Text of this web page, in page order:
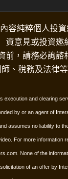
容純粹個人投
資意見或投資邀
前，請務必詢諮
、稅務及法律
execution and clearing
by or an agent of
assumes no liability to
For more information
None of the
of an offer by